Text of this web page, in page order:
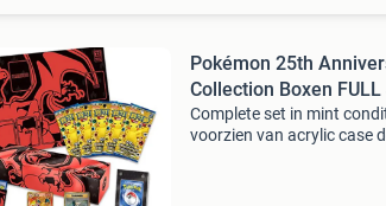
Pokémon 25th
Collection Boxen FULL
Complete set in mint
voorzien van acrylic case